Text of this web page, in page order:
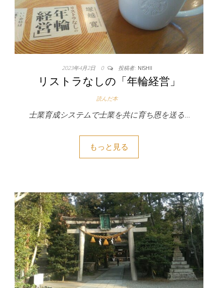
2023年4月2日 0 投稿者: NISHII
リストラなしの「年輪経営」
読んだ本
士業育成システムで士業を共に育ち恩を送る…
もっと見る